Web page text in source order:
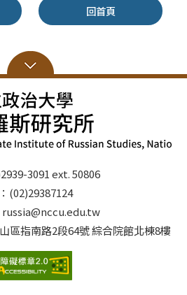
回首頁
3091 ext. 50806
(02)29387124
區指南路2段64號 綜合院館北棟8樓